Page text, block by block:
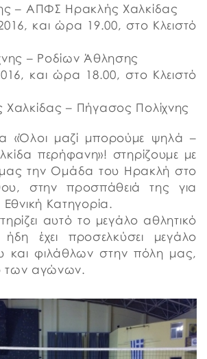
– ΑΠΦΣ Ηρακλής Χαλκίδας
και ώρα 19.00, στο Κλειστό
– Ροδίων Άθλησης
και ώρα 18.00, στο Κλειστό
– Πήγασος Πολίχνης
«Όλοι μαζί μπορούμε ψηλά –
περήφανη»! στηρίζουμε με
την Ομάδα του Ηρακλή στο
στην προσπάθειά της για
Κατηγορία.
αυτό το μεγάλο αθλητικό
έχει προσελκύσει μεγάλο
και φιλάθλων στην πόλη μας,
των αγώνων.